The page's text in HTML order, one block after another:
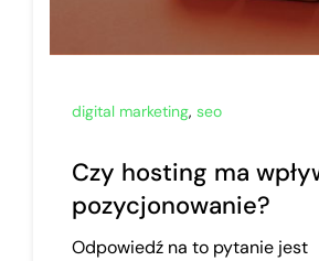
digital marketing, seo
Czy hosting ma
pozycjonowanie?
Odpowiedź na to pytanie jest